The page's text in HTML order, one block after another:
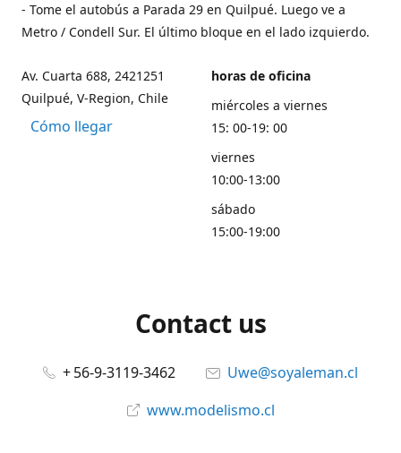
- Tome el autobús a Parada 29 en Quilpué. Luego ve a
Metro / Condell Sur. El último bloque en el lado izquierdo.
Av. Cuarta 688, 2421251
Quilpué, V-Region, Chile
Cómo llegar
horas de oficina
miércoles a viernes
15: 00-19: 00
viernes
10:00-13:00
sábado
15:00-19:00
Contact us
+ 56-9-3119-3462
Uwe@soyaleman.cl
www.modelismo.cl